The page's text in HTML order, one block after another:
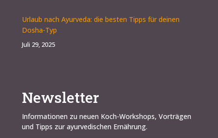
Urlaub nach Ayurveda: die besten Tipps für deinen
Dosha-Typ
Juli 29, 2025
Newsletter
Informationen zu neuen Koch-Workshops, Vorträgen
und Tipps zur ayurvedischen Ernährung.